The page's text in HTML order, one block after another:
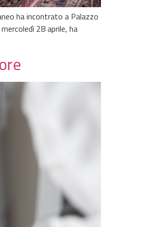
ha incontrato a Palazzo
28 aprile, ha